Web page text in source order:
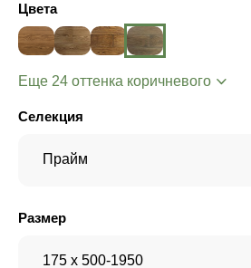
Цвета
Еще 24 оттенка коричневого
Селекция
Прайм
Размер
175 x 500-1950